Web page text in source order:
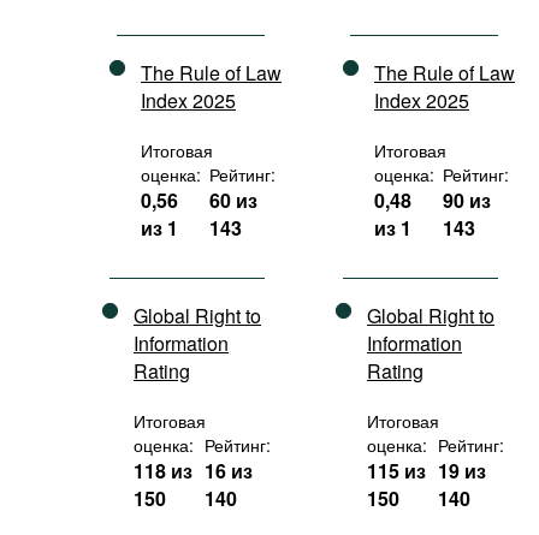
The Rule of Law
Index 2025
Итоговая
оценка:
0,56
из 1
Рейтинг:
60 из
143
Global Right to
Information
Rating
Итоговая
оценка:
118 из
150
Рейтинг:
16 из
140
The Rule of Law
Index 2025
Итоговая
оценка:
0,48
из 1
Рейтинг:
90 из
143
Global Right to
Information
Rating
Итоговая
оценка:
115 из
150
Рейтинг:
19 из
140